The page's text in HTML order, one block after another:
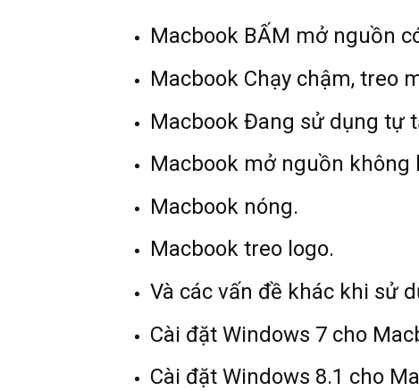
Macbook BẤM mở nguồn
Macbook Chạy chậm, treo
Macbook Đang sử dụng tự
Macbook mở nguồn không
Macbook nóng.
Macbook treo logo.
Và các vấn đề khác khi sử
Cài đặt Windows 7 cho
Cài đặt Windows 8.1 cho